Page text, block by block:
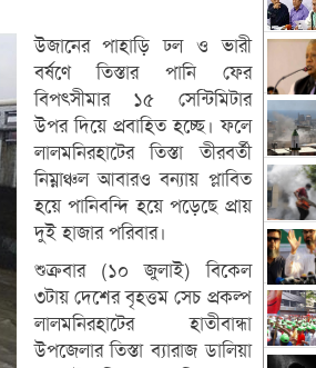
উজানের পাহাড়ি ঢল ও ভারী
বর্ষণে তিস্তার পানি ফের
বিপৎসীমার ১৫ সেন্টিমিটার
উপর দিয়ে প্রবাহিত হচ্ছে। ফলে
লালমনিরহাটের তিস্তা তীরবর্তী
নিম্নাঞ্চল আবারও বন্যায় প্লাবিত
হয়ে পানিবন্দি হয়ে পড়েছে প্রায়
দুই হাজার পরিবার।
শুক্রবার (১০ জুলাই) বিকেল
৩টায় দেশের বৃহত্তম সেচ প্রকল্প
লালমনিরহাটের হাতীবান্ধা
উপজেলার তিস্তা ব্যারাজ ডালিয়া